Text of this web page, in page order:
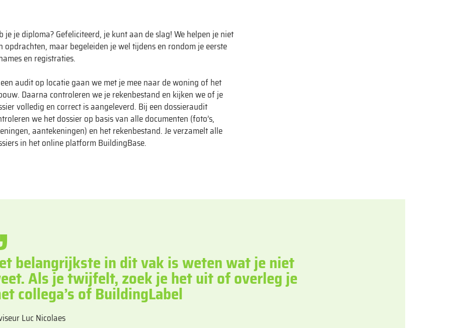
je je diploma? Gefeliciteerd, je kunt aan de slag! We helpen je niet
opdrachten, maar begeleiden je wel tijdens en rondom je eerste
en registraties.
audit op locatie gaan we met je mee naar de woning of het
Daarna controleren we je rekenbestand en kijken we of je
volledig en correct is aangeleverd. Bij een dossieraudit
we het dossier op basis van alle documenten (foto’s,
aantekeningen) en het rekenbestand. Je verzamelt alle
in het online platform BuildingBase.
belangrijkste in dit vak is weten wat je niet
Als je twijfelt, zoek je het uit of overleg je
collega’s of BuildingLabel
Luc Nicolaes